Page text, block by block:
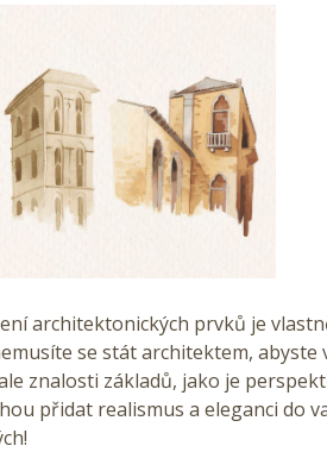
architektonických prvků je
se stát architektem, abyste
znalosti základů, jako je
přidat realismus a eleganci do